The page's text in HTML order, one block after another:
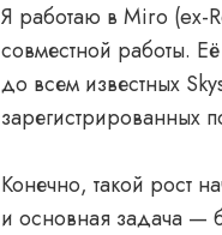
Я работаю в Miro (ex-
совместной работы.
до всем известных
зарегистрированных
Конечно, такой рост
и основная задача —